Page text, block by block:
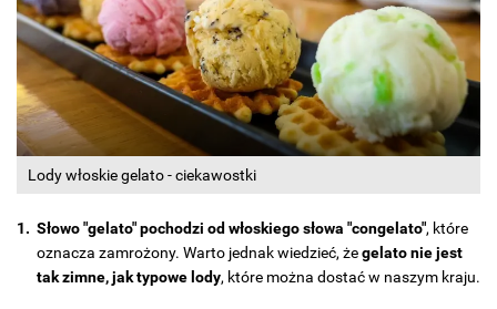
Lody włoskie gelato - ciekawostki
Słowo "gelato" pochodzi od włoskiego słowa "congelato", które
oznacza zamrożony. Warto jednak wiedzieć, żegelato nie jest
tak zimne, jak typowe lody, które można dostać w naszym kraju.